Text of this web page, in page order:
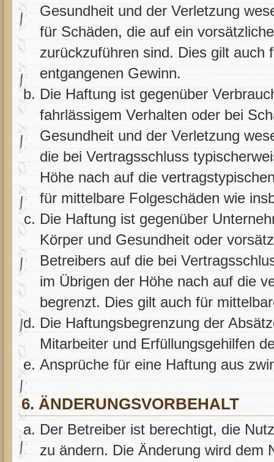
Gesundheit und der Verletzung
für Schäden, die auf ein
zurückzuführen sind. Dies gilt auch
entgangenen Gewinn.
Die Haftung ist gegenüber
fahrlässigem Verhalten oder bei
Gesundheit und der Verletzung
die bei Vertragsschluss
Höhe nach auf die
für mittelbare Folgeschäden wie
Die Haftung ist gegenüber
Körper und Gesundheit oder
Betreibers auf die bei
im Übrigen der Höhe nach auf die
begrenzt. Dies gilt auch für
Die Haftungsbegrenzung der
Mitarbeiter und Erfüllungsgehilfen
Ansprüche für eine Haftung aus
6. ÄNDERUNGSVORBEHALT
Der Betreiber ist berechtigt, die
zu ändern. Die Änderung wird dem